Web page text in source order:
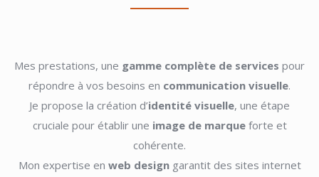
Mes prestations, une gamme complète de services pour
répondre à vos besoins en communication visuelle.
Je propose la création d’identité visuelle, une étape
cruciale pour établir une image de marqueforte et
cohérente.
Mon expertise en web designgarantit des sites internet